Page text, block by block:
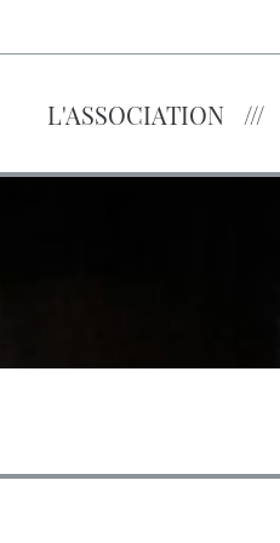
L'ASSOCIATION